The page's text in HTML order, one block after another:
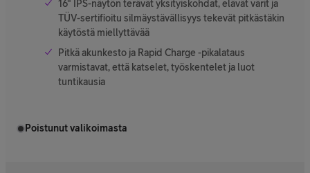
16" IPS-näytön terävät yksityiskohdat, elävät värit ja
TÜV-sertifioitu silmäystävällisyys tekevät pitkästäkin
käytöstä miellyttävää
Pitkä akunkesto ja Rapid Charge -pikalataus
varmistavat, että katselet, työskentelet ja luot
tuntikausia
Poistunut valikoimasta